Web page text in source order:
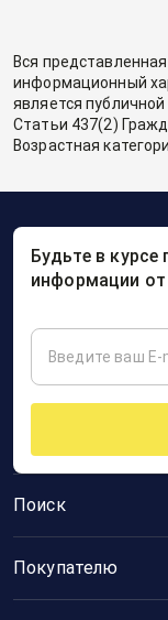
Вся
информационный
является
Статьи 437(2)
Возрастная
Поиск
Покупателю
Будьте в курсе
информации